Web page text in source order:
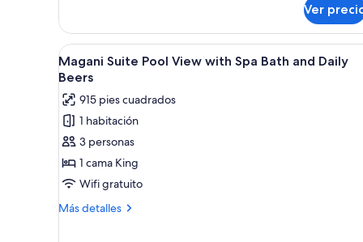
Room
Double
Bed
with
Beers
Ver
Abrir
todas
las
fotos
de
Magani
Suite
Pool
View
Habitación de hotel con una
10
Magani Suite Pool View with Spa Bath and Daily
Beers
915 pies cuadrados
1 habitación
3 personas
1 cama King
Wifi gratuito
Más detalles
Más